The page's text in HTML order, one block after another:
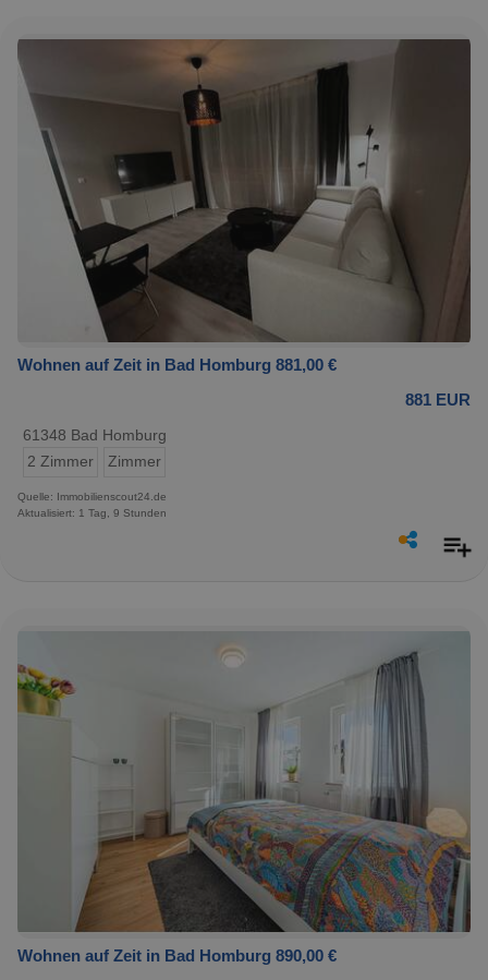
Wohnen auf Zeit in Bad Homburg 881,00 €
881 EUR
61348 Bad Homburg
2 Zimmer
Zimmer
Quelle: Immobilienscout24.de
Aktualisiert: 1 Tag, 9 Stunden
Wohnen auf Zeit in Bad Homburg 890,00 €